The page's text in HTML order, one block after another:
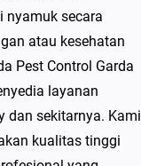
nyamuk secara
atau kesehatan
Pest Control Garda
layanan
dan sekitarnya. Kami
kualitas tinggi